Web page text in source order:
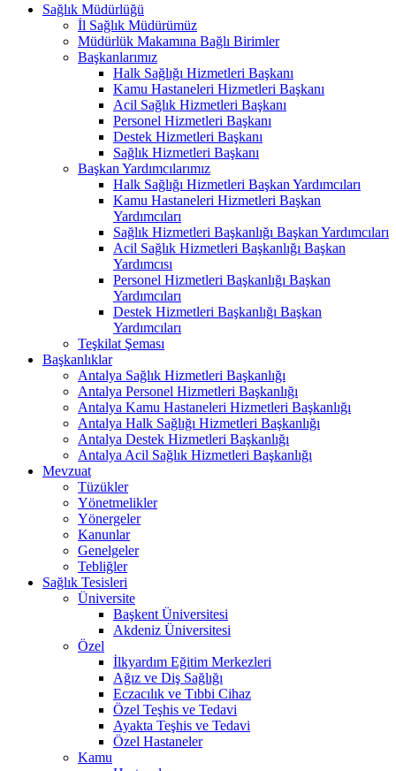
Sağlık Müdürlüğü
İl Sağlık Müdürümüz
Müdürlük Makamına Bağlı Birimler
Başkanlarımız
Halk Sağlığı Hizmetleri Başkanı
Kamu Hastaneleri Hizmetleri Başkanı
Acil Sağlık Hizmetleri Başkanı
Personel Hizmetleri Başkanı
Destek Hizmetleri Başkanı
Sağlık Hizmetleri Başkanı
Başkan Yardımcılarımız
Halk Sağlığı Hizmetleri Başkan Yardımcıları
Kamu Hastaneleri Hizmetleri Başkan
Yardımcıları
Sağlık Hizmetleri Başkanlığı Başkan Yardımcıları
Acil Sağlık Hizmetleri Başkanlığı Başkan
Yardımcısı
Personel Hizmetleri Başkanlığı Başkan
Yardımcıları
Destek Hizmetleri Başkanlığı Başkan
Yardımcıları
Teşkilat Şeması
Başkanlıklar
Antalya Sağlık Hizmetleri Başkanlığı
Antalya Personel Hizmetleri Başkanlığı
Antalya Kamu Hastaneleri Hizmetleri Başkanlığı
Antalya Halk Sağlığı Hizmetleri Başkanlığı
Antalya Destek Hizmetleri Başkanlığı
Antalya Acil Sağlık Hizmetleri Başkanlığı
Mevzuat
Tüzükler
Yönetmelikler
Yönergeler
Kanunlar
Genelgeler
Tebliğler
Sağlık Tesisleri
Üniversite
Başkent Üniversitesi
Akdeniz Üniversitesi
Özel
İlkyardım Eğitim Merkezleri
Ağız ve Diş Sağlığı
Eczacılık ve Tıbbi Cihaz
Özel Teşhis ve Tedavi
Ayakta Teşhis ve Tedavi
Özel Hastaneler
Kamu